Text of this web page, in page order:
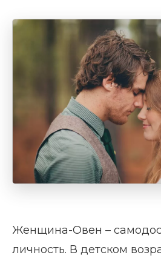
Женщина-Овен –
личность. В детском